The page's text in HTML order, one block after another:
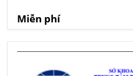
Miễn phí